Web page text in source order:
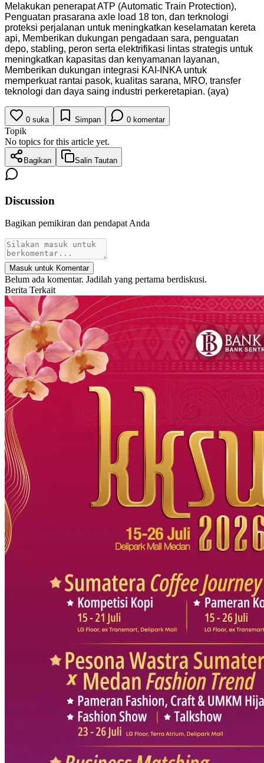
Melakukan penerapat ATP (Automatic Train Protection),
Penguatan prasarana axle load 18 ton, dan terknologi
proteksi perjalanan untuk meningkatkan keselamatan kereta
api, Memberikan dukungan pengadaan sara, penguatan
depo, stabling, peron serta elektrifikasi lintas strategis untuk
meningkatkan kapasitas dan kenyamanan layanan,
Memberikan dukungan integrasi KAI-INKA untuk
memperkuat rantai pasok, kualitas sarana, MRO, transfer
teknologi dan daya saing industri perkeretapian. (aya)
0 suka Simpan 0 komentar
Topik
No topics for this article yet.
Bagikan Salin Tautan
Discussion
Bagikan pemikiran dan pendapat Anda
Masuk untuk Komentar
Belum ada komentar. Jadilah yang pertama berdiskusi.
Berita Terkait